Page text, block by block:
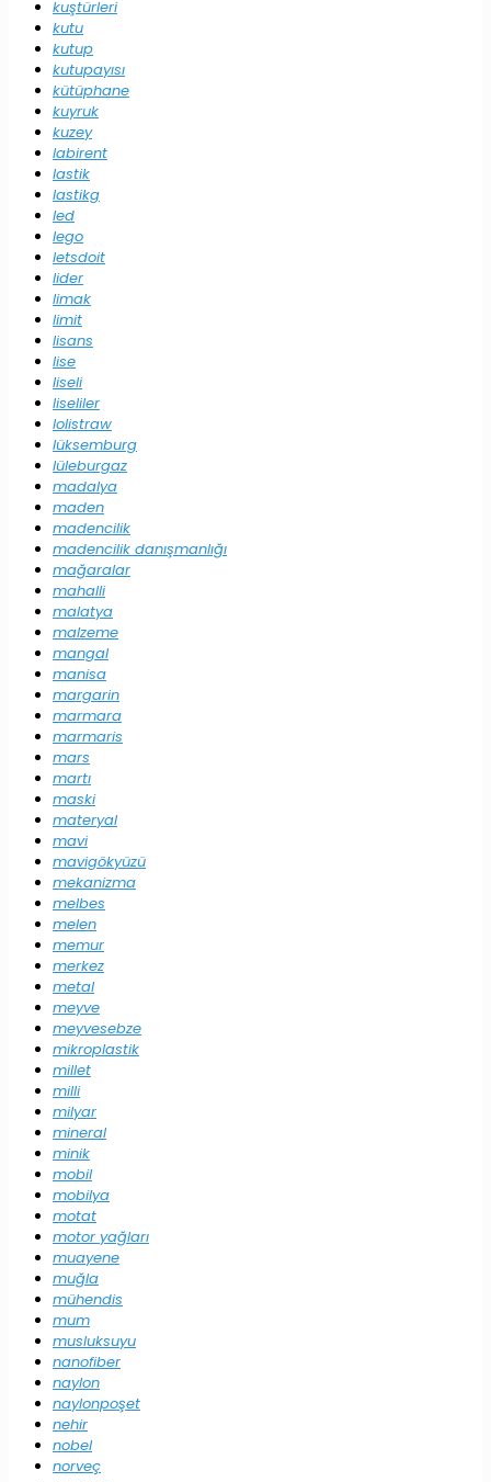
kuştürleri
kutu
kutup
kutupayısı
kütüphane
kuyruk
kuzey
labirent
lastik
lastikg
led
lego
letsdoit
lider
limak
limit
lisans
lise
liseli
liseliler
lolistraw
lüksemburg
lüleburgaz
madalya
maden
madencilik
madencilik danışmanlığı
mağaralar
mahalli
malatya
malzeme
mangal
manisa
margarin
marmara
marmaris
mars
martı
maski
materyal
mavi
mavigökyüzü
mekanizma
melbes
melen
memur
merkez
metal
meyve
meyvesebze
mikroplastik
millet
milli
milyar
mineral
minik
mobil
mobilya
motat
motor yağları
muayene
muğla
mühendis
mum
musluksuyu
nanofiber
naylon
naylonpoşet
nehir
nobel
norveç